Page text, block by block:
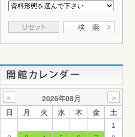
＜ 2026年08月
＞
日
月 火 水 木 金
土
1